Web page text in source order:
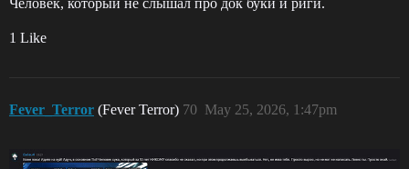
Человек, который не слышал про док буки и риги.
1 Like
Fever_Terror (Fever Terror) May 25, 2026, 1:47pm
70